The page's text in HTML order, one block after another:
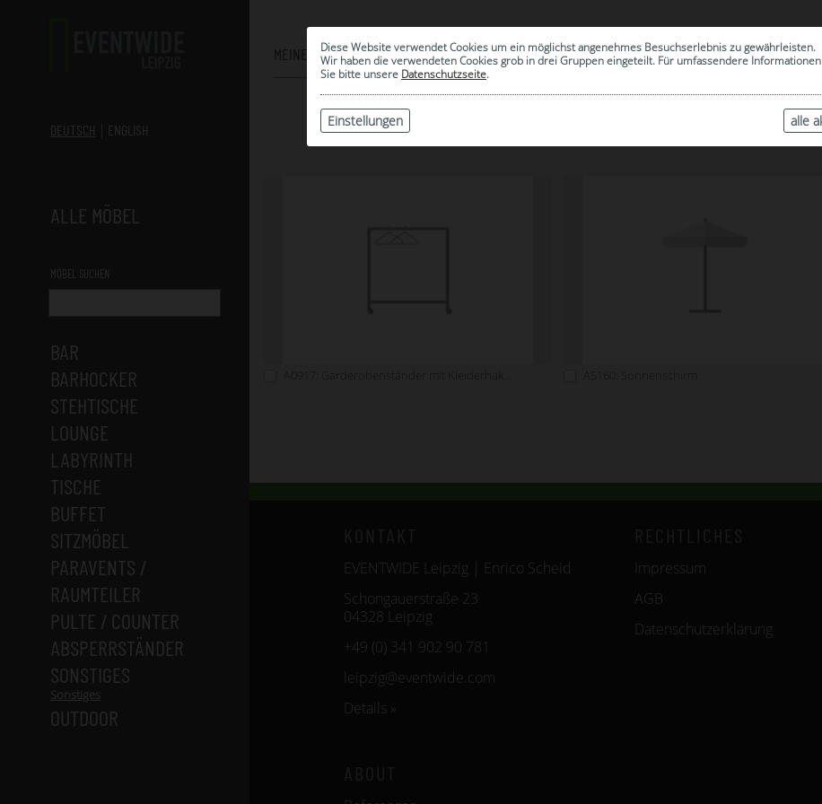
Diese Website verwendet Cookies um ein möglichst angenehmes Besuchserlebnis zu gewährleisten.
Wir haben die verwendeten Cookies grob in drei Gruppen eingeteilt. Für umfassendere
Sie bitte unsere Datenschutzseite.
alle
Einstellungen
DEUTSCH ENGLISH
ALLE MÖBEL
MÖBEL SUCHEN
BAR
BARHOCKER
STEHTISCHE
LOUNGE
LABYRINTH
TISCHE
BUFFET
SITZMÖBEL
PARAVENTS /
RAUMTEILER
PULTE / COUNTER
ABSPERRSTÄNDER
SONSTIGES
Sonstiges
OUTDOOR
MEINE AUSWAHL
0
| ARCHIV
EVENTWIDE Leipzig | Enrico Scheid
Schongauerstraße 23
04328 Leipzig
+49 (0) 341 902 90 781
leipzig@eventwide.com
Details »
Impressum
AGB
Datenschutzerklärung